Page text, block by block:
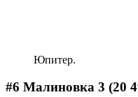
Юпитер.
#6 Малиновка 3 (20